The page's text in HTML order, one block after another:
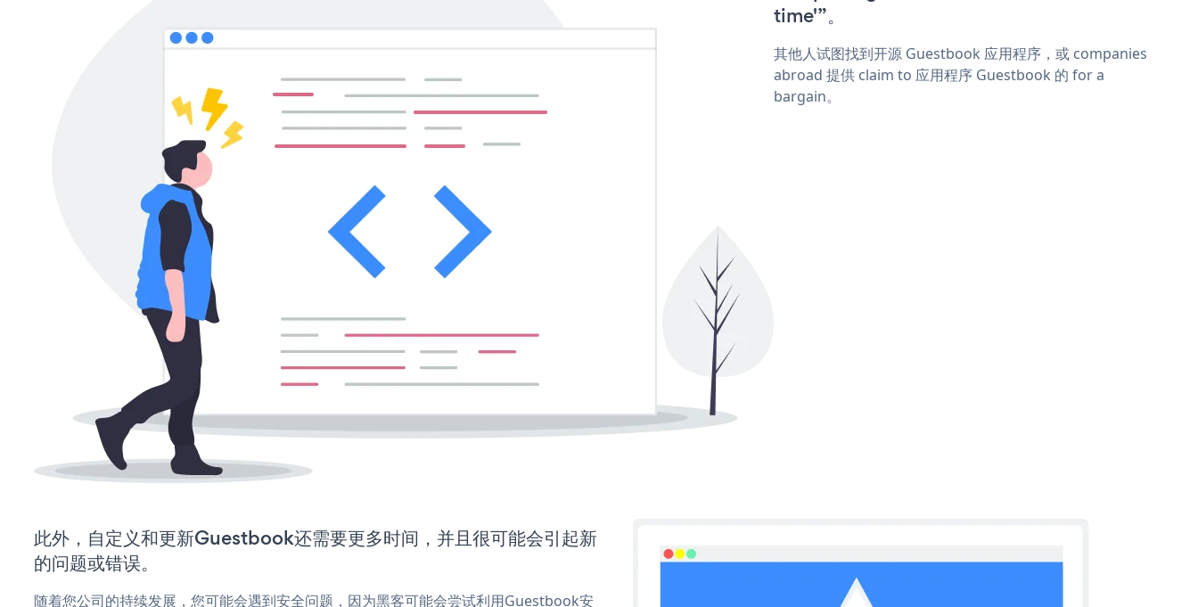
time'”。
其他人试图找到开源 Guestbook 应用程序，或 companies
abroad 提供 claim to 应用程序 Guestbook 的 for a
bargain。
此外，自定义和更新Guestbook还需要更多时间，并且很可能会引起新
的问题或错误。
随着您公司的持续发展，您可能会遇到安全问题，因为黑客可能会尝试利用Guestbook安